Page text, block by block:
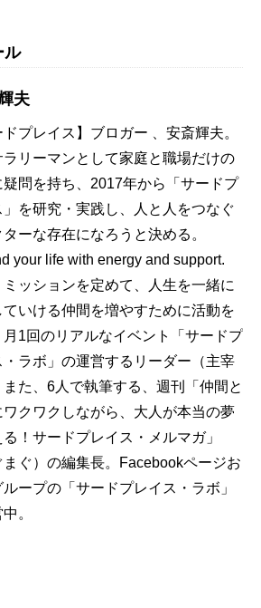
ル
夫
ドプレイス】ブロガー 、安斎輝夫。
ラリーマンとして家庭と職場だけの
疑問を持ち、2017年から「サードプ
」を研究・実践し、人と人をつなぐ
ターな存在になろうと決める。
your life with energy and support.
ミッションを定めて、人生を一緒に
ていける仲間を増やすために活動を
月1回のリアルなイベント「サードプ
・ラボ」の運営するリーダー（主宰
た、6人で執筆する、週刊「仲間と
ワクワクしながら、大人が本当の夢
る！サードプレイス・メルマガ」
まぐ）の編集長。Facebookページお
ループの「サードプレイス・ラボ」
。